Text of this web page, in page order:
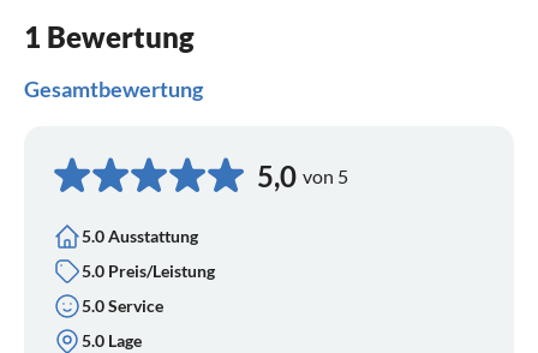
1 Bewertung
Gesamtbewertung
5,0 von 5
5.0 Ausstattung
5.0 Preis/Leistung
5.0 Service
5.0 Lage